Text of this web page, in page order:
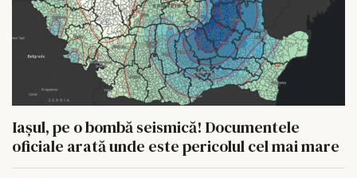
Iașul, pe o bombă seismică! Documentele
oficiale arată unde este pericolul cel mai mare